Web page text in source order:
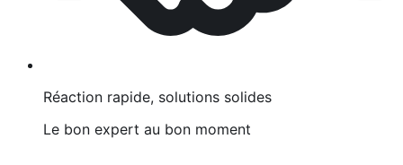
Réaction rapide, solutions solides
Le bon expert au bon moment